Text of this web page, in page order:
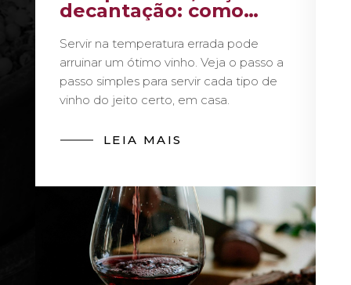
decantação: como
sommelier
Servir na temperatura errada pode
arruinar um ótimo vinho. Veja o passo a
passo simples para servir cada tipo de
vinho do jeito certo, em casa.
LEIA MAIS